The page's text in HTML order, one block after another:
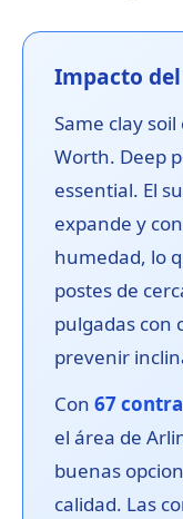
Impacto del
Same clay
Worth. Deep
essential. El
expande y
humedad, lo
postes de
pulgadas con
prevenir
Con 67
el área de
buenas
calidad. Las